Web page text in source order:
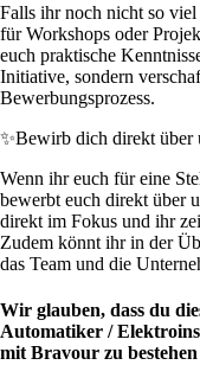
Falls ihr noch nicht so
für Workshops oder
euch praktische
Initiative, sondern
Bewerbungsprozess.
✨Bewirb dich direkt über
Wenn ihr euch für eine
bewerbt euch direkt über
direkt im Fokus und ihr
Zudem könnt ihr in der
das Team und die
Wir glauben, dass du
Automatiker /
mit Bravour zu bestehen